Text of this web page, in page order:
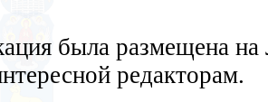
была размещена на
редакторам.